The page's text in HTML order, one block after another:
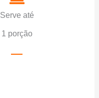
Serve até
1 porção